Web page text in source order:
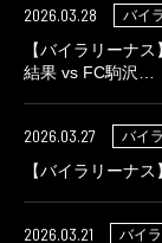
2026.03.28 バイ
【バイラリーナ
結果 vs FC駒沢…
2026.03.27 バイ
【バイラリーナ
2026.03.21 バイ